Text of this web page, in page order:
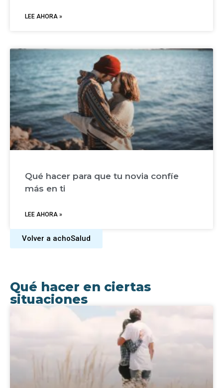
LEE AHORA »
Qué hacer para que tu novia confíe
más en ti
LEE AHORA »
Volver a achoSalud
Qué hacer en ciertas
situaciones